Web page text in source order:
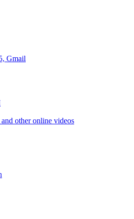
Gmail
other online videos